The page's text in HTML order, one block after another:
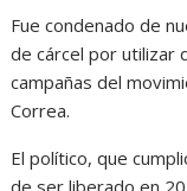
Fue condenado de
de cárcel por utilizar
campañas del
Correa.
El político, que
de ser liberado en